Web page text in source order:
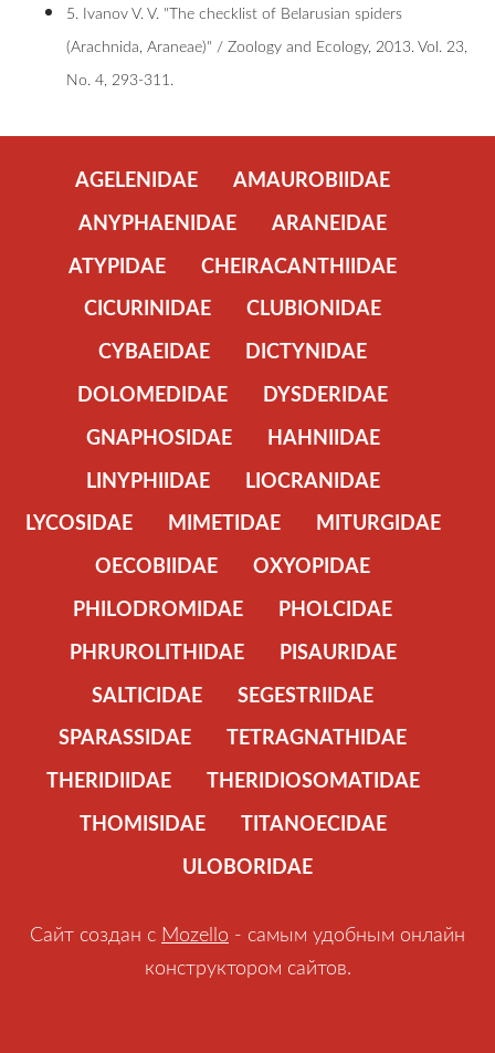
5. Ivanov V. V. "The checklist of Belarusian spiders
(Arachnida, Araneae)" / Zoology and Ecology, 2013. Vol. 23,
No. 4, 293-311.
AGELENIDAE
AMAUROBIIDAE
ANYPHAENIDAE
ARANEIDAE
ATYPIDAE
CHEIRACANTHIIDAE
CICURINIDAE
CLUBIONIDAE
CYBAEIDAE
DICTYNIDAE
DOLOMEDIDAE
DYSDERIDAE
GNAPHOSIDAE
HAHNIIDAE
LINYPHIIDAE
LIOCRANIDAE
LYCOSIDAE
MIMETIDAE
MITURGIDAE
OECOBIIDAE
OXYOPIDAE
PHILODROMIDAE
PHOLCIDAE
PHRUROLITHIDAE
PISAURIDAE
SALTICIDAE
SEGESTRIIDAE
SPARASSIDAE
TETRAGNATHIDAE
THERIDIIDAE
THERIDIOSOMATIDAE
THOMISIDAE
TITANOECIDAE
ULOBORIDAE
Сайт создан с Mozello - самым удобным онлайн
конструктором сайтов.